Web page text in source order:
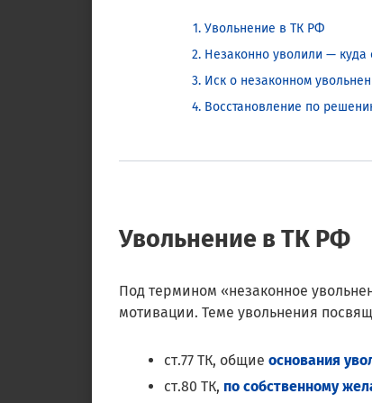
Увольнение в ТК РФ
Незаконно уволили —
Иск о незаконном
Восстановление по
Увольнение в ТК РФ
Под термином «незаконное
мотивации. Теме увольнения
ст.77 ТК, общие основания
ст.80 ТК, по собственному